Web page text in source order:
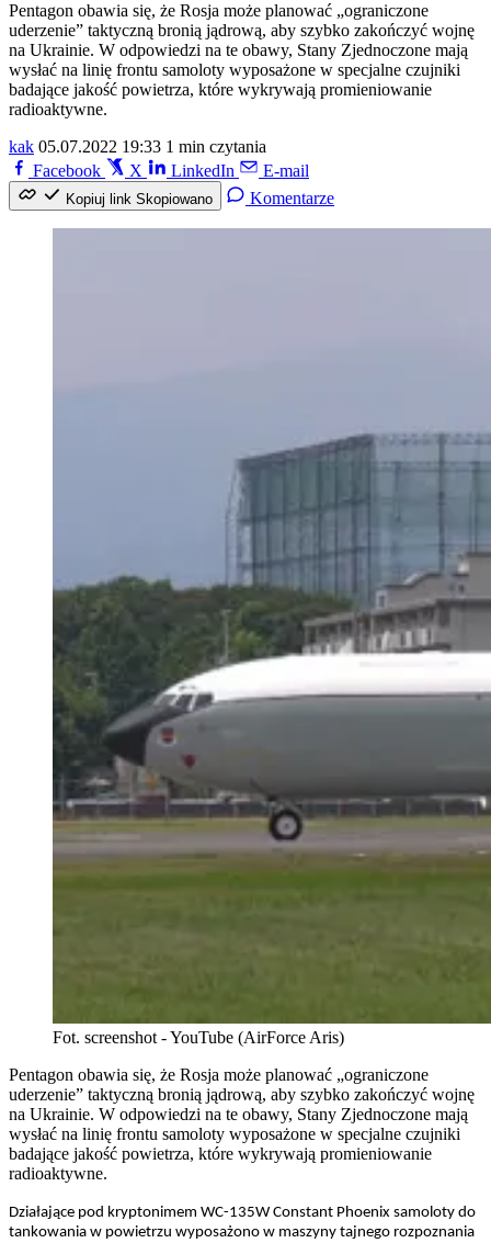
Pentagon obawia się, że Rosja może planować „ograniczone
uderzenie” taktyczną bronią jądrową, aby szybko zakończyć wojnę
na Ukrainie. W odpowiedzi na te obawy, Stany Zjednoczone mają
wysłać na linię frontu samoloty wyposażone w specjalne czujniki
badające jakość powietrza, które wykrywają promieniowanie
radioaktywne.
kak 05.07.2022 19:33 1 min czytania
Facebook
X LinkedIn E-mail
Kopiuj link Skopiowano Komentarze
Fot. screenshot - YouTube (AirForce Aris)
Pentagon obawia się, że Rosja może planować „ograniczone
uderzenie” taktyczną bronią jądrową, aby szybko zakończyć wojnę
na Ukrainie. W odpowiedzi na te obawy, Stany Zjednoczone mają
wysłać na linię frontu samoloty wyposażone w specjalne czujniki
badające jakość powietrza, które wykrywają promieniowanie
radioaktywne.
Działające pod kryptonimem WC-135W Constant Phoenix samoloty do
tankowania w powietrzu wyposażono w maszyny tajnego rozpoznania